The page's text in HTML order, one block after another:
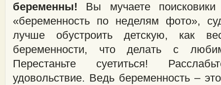
беременны! Вы мучаете
«беременность по неделям фото»,
лучше обустроить детскую, как
беременности, что делать с
Перестаньте суетиться!
удовольствие. Ведь беременность –